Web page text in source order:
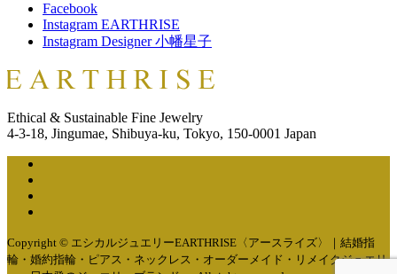
Facebook
Instagram EARTHRISE
Instagram Designer 小幡星子
Ethical & Sustainable Fine Jewelry
4-3-18, Jingumae, Shibuya-ku, Tokyo, 150-0001 Japan
Copyright © エシカルジュエリーEARTHRISE〈アースライズ〉｜結婚指
輪・婚約指輪・ピアス・ネックレス・オーダーメイド・リメイクジュエリ